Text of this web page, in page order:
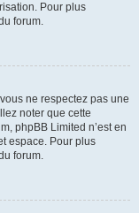
Pour plus
forum.
ne respectez pas une
noter que cette
phpBB Limited n’est en
espace. Pour plus
forum.